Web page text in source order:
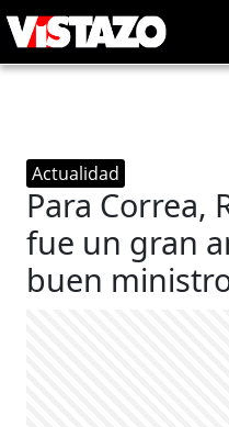
Actualidad
Para Correa,
fue un gran
buen